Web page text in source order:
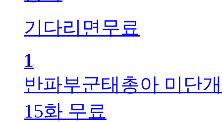
기다리면무료
1
반파부군태총아 미단
15화 무료